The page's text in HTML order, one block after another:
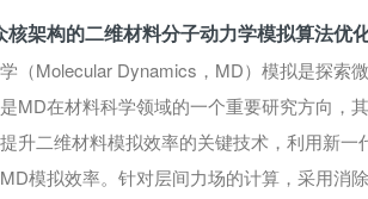
核架构的二维材料分子动力学模拟算法优
（Molecular Dynamics，MD）模拟是探索
MD在材料科学领域的一个重要研究方向，
升二维材料模拟效率的关键技术，利用新
模拟效率。针对层间力场的计算，采用消